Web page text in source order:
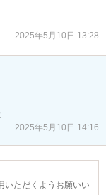
2025年5月10日 13:28
2025年5月10日 14:16
いただくようお願いい